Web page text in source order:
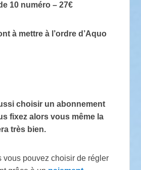
10 numéro – 27€
à mettre à l’ordre d’Aquo
choisir unabonnement
fixez alors vous même la
très bien.
vous pouvez choisir de régler